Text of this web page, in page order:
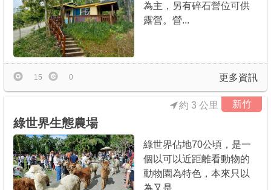
為主，另有碎石營位可供
露營。營...
更多資訊
15 0
新竹
綠世界生態農場
約 3 公里
綠世界佔地70公頃，是一
個以可以近距離看動物的
動物園為特色，本來只以
為又是...